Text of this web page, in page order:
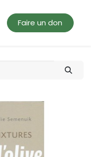
Faire un don